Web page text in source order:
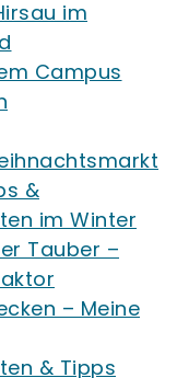
im
Campus
&
im Winter
Tauber –
– Meine
& Tipps